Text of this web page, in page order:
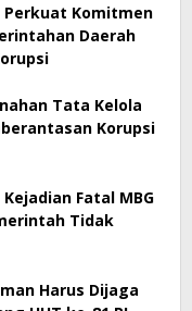
Perkuat Komitmen
Daerah
Tata Kelola
Korupsi
Fatal MBG
Tidak
Harus Dijaga